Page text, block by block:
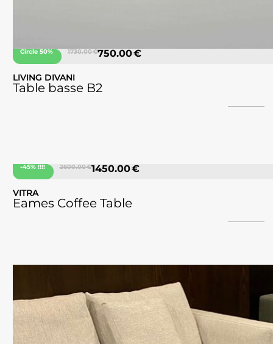
Circle 50% 1730.00 €750.00 €
LIVING DIVANI
Table basse B2
-45% !!!! 2600.00 €1450.00 €
VITRA
Eames Coffee Table